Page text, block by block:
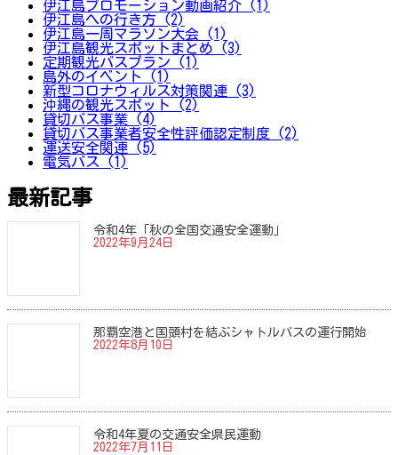
伊江島プロモーション動画紹介 (1)
伊江島への行き方 (2)
伊江島一周マラソン大会 (1)
伊江島観光スポットまとめ (3)
定期観光バスプラン (1)
島外のイベント (1)
新型コロナウィルス対策関連 (3)
沖縄の観光スポット (2)
貸切バス事業 (4)
貸切バス事業者安全性評価認定制度 (2)
運送安全関連 (5)
電気バス (1)
最新記事
令和4年「秋の全国交通安全運動」
2022年9月24日
那覇空港と国頭村を結ぶシャトルバスの運行開始
2022年8月10日
令和4年夏の交通安全県民運動
2022年7月11日